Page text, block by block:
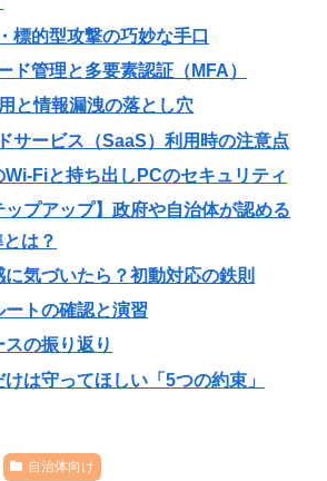
標的型攻撃の巧妙な手口
ド管理と多要素認証（MFA）
と情報漏洩の落とし穴
サービス（SaaS）利用時の注意点
Fiと持ち出しPCのセキュリティ
プアップ】政府や自治体が認める
は？
気づいたら？初動対応の鉄則
トの確認と演習
の振り返り
は守ってほしい「5つの約束」
自治体向け